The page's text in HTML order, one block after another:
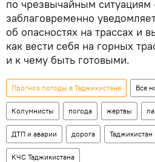
по чрезвычайным
заблаговременно
об опасностях на трассах и
как вести себя на горных
и к чему быть готовыми.
Прогноз погоды в Таджикистане Все
Колумнисты погода жертвы
ДТП и аварии дорога Таджикистан
КЧС Таджикистана